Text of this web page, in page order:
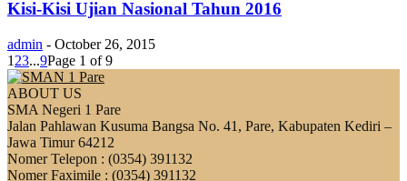
Kisi-Kisi Ujian Nasional Tahun 2016
admin - October 26, 2015
1 23...9Page 1 of 9
ABOUT US
SMA Negeri 1 Pare
Jalan Pahlawan Kusuma Bangsa No. 41, Pare, Kabupaten Kediri –
Jawa Timur 64212
Nomer Telepon : (0354) 391132
Nomer Faximile : (0354) 391132